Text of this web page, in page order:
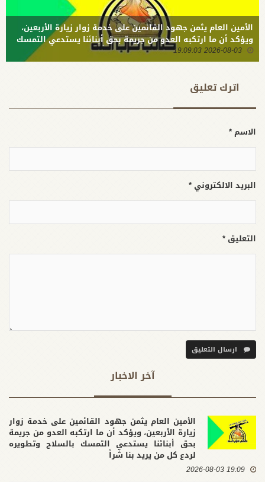
الأمين العام يثمن جهود القائمين على خدمة زوار زيارة الأربعين،
ويؤكد أن ما ارتكبه العدو من جريمة بحق أبنائنا يستدعي التمسك
بالسلاح وتطويره لردع كل من يريد بنا شراً
2026-08-03 19:09:03
اترك تعلیق
الاسم *
البريد الالكتروني *
التعليق *
ارسال التعليق
آخر الاخبار
الأمين العام يثمن جهود القائمين على خدمة زوار
زيارة الأربعين، ويؤكد أن ما ارتكبه العدو من جريمة
بحق أبنائنا يستدعي التمسك بالسلاح وتطويره
لردع كل من يريد بنا شراً
19:09 2026-08-03